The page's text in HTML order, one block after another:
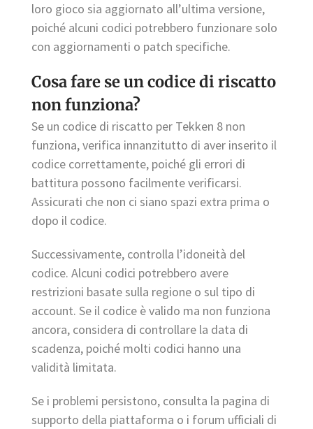
loro gioco sia aggiornato all’ultima versione,
poiché alcuni codici potrebbero funzionare solo
con aggiornamenti o patch specifiche.
Cosa fare se un codice di riscatto
non funziona?
Se un codice di riscatto per Tekken 8 non
funziona, verifica innanzitutto di aver inserito il
codice correttamente, poiché gli errori di
battitura possono facilmente verificarsi.
Assicurati che non ci siano spazi extra prima o
dopo il codice.
Successivamente, controlla l’idoneità del
codice. Alcuni codici potrebbero avere
restrizioni basate sulla regione o sul tipo di
account. Se il codice è valido ma non funziona
ancora, considera di controllare la data di
scadenza, poiché molti codici hanno una
validità limitata.
Se i problemi persistono, consulta la pagina di
supporto della piattaforma o i forum ufficiali di